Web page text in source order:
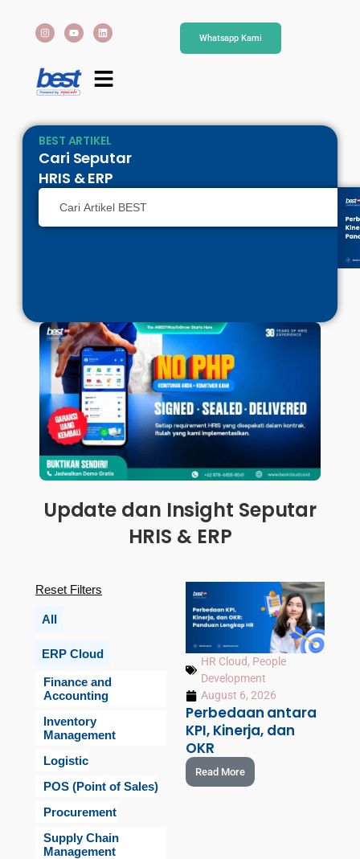
Whatsapp Kami
BEST ARTIKEL
Cari Seputar
HRIS & ERP
Update dan Insight Seputar
HRIS & ERP
All
ERP Cloud
Finance and
Accounting
Inventory
Management
Logistic
POS (Point of Sales)
Procurement
Supply Chain
Management
Reset Filters
HR Cloud, People
Development
August 6, 2026
Perbedaan antara
KPI, Kinerja, dan
OKR
Read More